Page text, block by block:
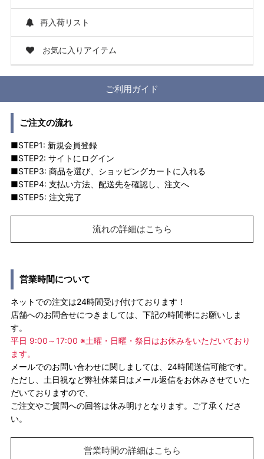
再入荷リスト
お気に入りアイテム
ご利用ガイド
ご注文の流れ
■STEP1: 新規会員登録
■STEP2: サイトにログイン
■STEP3: 商品を選び、ショッピングカートに入れる
■STEP4: 支払い方法、配送先を確認し、注文へ
■STEP5: 注文完了
流れの詳細はこちら
営業時間について
ネットでの注文は24時間受け付けております！
店舗へのお問合せにつきましては、下記の時間帯にお願いしま
す。
平日 9:00～17:00 ※土曜・日曜・祭日はお休みをいただいており
ます。
メールでのお問い合わせに関しましては、24時間送信可能です。
ただし、土日祝など弊社休業日はメール返信をお休みさせていた
だいておりますので、
ご注文やご質問への回答は休み明けとなります。ご了承くださ
い。
営業時間の詳細はこちら